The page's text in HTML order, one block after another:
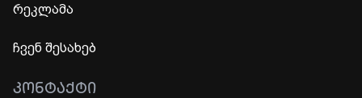
რეკლამა
ჩვენ შესახებ
ᲙᲝᲜᲢᲐᲥᲢᲘ